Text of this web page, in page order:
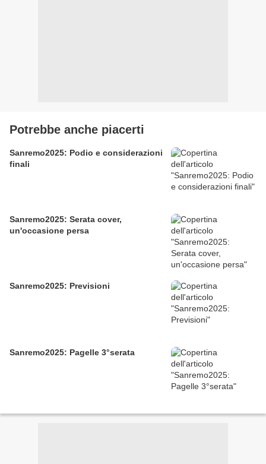
Potrebbe anche piacerti
Sanremo2025: Podio e considerazioni
finali
Sanremo2025: Serata cover,
un'occasione persa
Sanremo2025: Previsioni
Sanremo2025: Pagelle 3°serata